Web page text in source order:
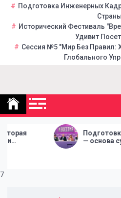
Подготовка Инженерных
Страны
Исторический Фестиваль
Удивит
Сессия №5 "Мир Без Правил:
Глобального
Портал
"Народная
Подготовка
— основа
7